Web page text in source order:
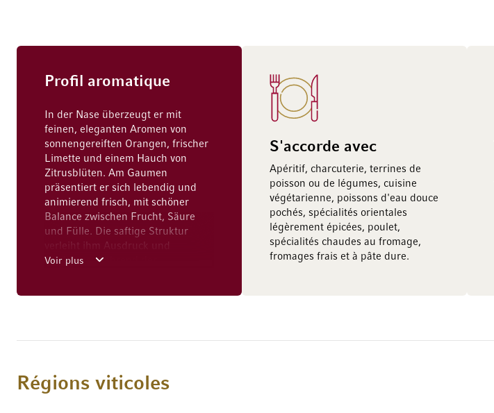
Profil aromatique
In der Nase überzeugt er mit
feinen, eleganten Aromen von
sonnengereiften Orangen, frischer
Limette und einem Hauch von
Zitrusblüten. Am Gaumen
präsentiert er sich lebendig und
animierend frisch, mit schöner
Balance zwischen Frucht, Säure
und Fülle. Die saftige Struktur
verleiht ihm Ausdruck und
Trinkfluss, während der
Voir plus
S'accorde avec
Apéritif, charcuterie, terrines de
poisson ou de légumes, cuisine
végétarienne, poissons d'eau douce
pochés, spécialités orientales
légèrement épicées, poulet,
spécialités chaudes au fromage,
fromages frais et à pâte dure.
Régions viticoles